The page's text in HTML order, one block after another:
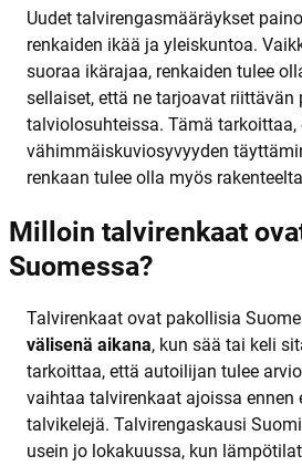
Uudet talvirengasmääräykset
renkaiden ikää ja yleiskuntoa.
suoraa ikärajaa, renkaiden tulee
sellaiset, että ne tarjoavat riittävän
talviolosuhteissa. Tämä tarkoittaa,
vähimmäiskuviosyvyyden
renkaan tulee olla myös
Milloin talvirenkaat
Suomessa?
Talvirenkaat ovat pakollisia
välisenä aikana, kun sää tai keli
tarkoittaa, että autoilijan tulee
vaihtaa talvirenkaat ajoissa ennen
talvikelejä. Talvirengaskausi
usein jo lokakuussa, kun